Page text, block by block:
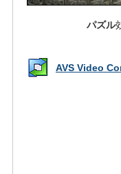
パズル
AVS Video